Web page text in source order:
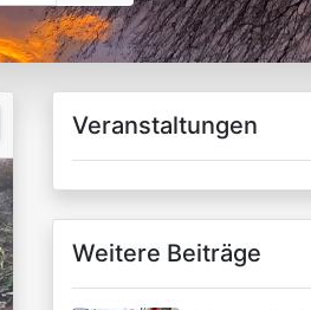
Veranstaltungen
Weitere Beiträge